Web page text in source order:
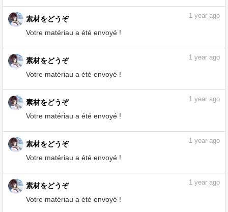
assets.clip-studio.com
素材をどうぞ
Votre matériau a été envoyé !
素材をどうぞ
Votre matériau a été envoyé !
素材をどうぞ
Votre matériau a été envoyé !
素材をどうぞ